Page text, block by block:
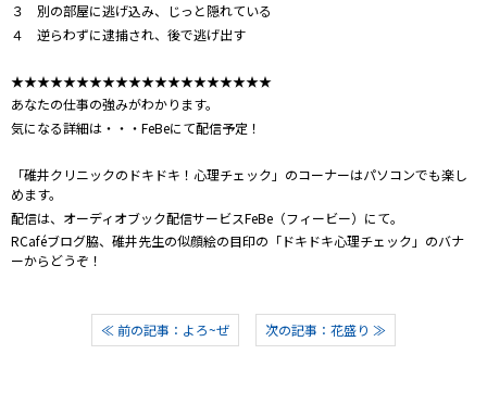
会社概要・ビジョン
３ 別の部屋に逃げ込み、じっと隠れている
４ 逆らわずに逮捕され、後で逃げ出す
★★★★★★★★★★★★★★★★★★★★
あなたの仕事の強みがわかります。
気になる詳細は・・・FeBeにて配信予定！
「碓井クリニックのドキドキ！心理チェック」のコーナーはパソコンでも楽し
めます。
配信は、オーディオブック配信サービスFeBe（フィービー）にて。
RCaféブログ脇、碓井先生の似顔絵の目印の「ドキドキ心理チェック」のバナ
ーからどうぞ！
≪ 前の記事：よろ~ぜ 次の記事：花盛り ≫